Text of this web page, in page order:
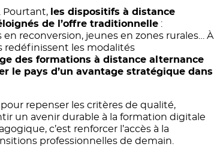
Pourtant, les dispositifs à distance
de l’offre traditionnelle :
reconversion, jeunes en zones rurales… À
redéfinissent les modalités
des formations à distance alternance
le pays d’un avantage stratégique dans
repenser les critères de qualité,
un avenir durable à la formation digitale
c’est renforcer l’accès à la
professionnelles de demain.